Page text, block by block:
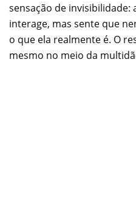
sensação de invisibilidade:
interage, mas sente que
o que ela realmente é. O
mesmo no meio da